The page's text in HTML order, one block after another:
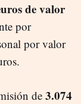
de valor
por
por valor
de 3.074